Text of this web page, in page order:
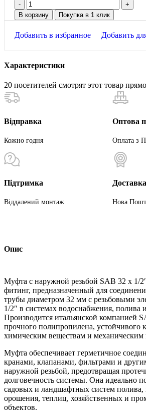
В корзину Покупка в 1 клик
Добавить в избранное Добавить
Характеристики
20 посетителей смотрят этот товар
Відправка
Кожно годня
Оптова
Оплата з
Підтримка
Віддалений монтаж Нова
Опис
Муфта с наружной резьбой SAB 32 х 1/
фитинг, предназначенный для
трубы диаметром 32 мм с резьбовыми
1/2″ в системах водоснабжения, полива
Производится итальянской компанией
прочного полипропилена, устойчивого
химическим веществам и механическим
Муфта обеспечивает герметичное
кранами, клапанами, фильтрами и
наружной резьбой, предотвращая
долговечность системы. Она идеально
садовых и ландшафтных систем полива,
орошения, теплиц, хозяйственных и
объектов.